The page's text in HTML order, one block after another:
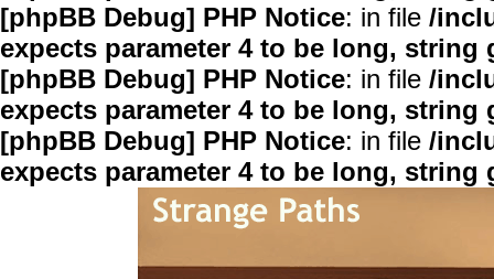
[phpBB Debug] PHP Notice: in file /
expects parameter 4 to be long, string
[phpBB Debug] PHP Notice: in file /
expects parameter 4 to be long, string
[phpBB Debug] PHP Notice: in file /
expects parameter 4 to be long, string